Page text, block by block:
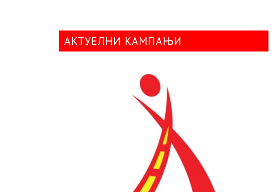
АКТУЕЛНИ КАМПАЊИ